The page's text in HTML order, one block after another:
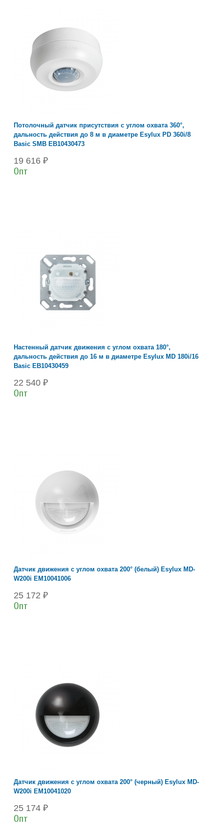
Потолочный датчик присутствия с углом охвата 360°,
дальность действия до 8 м в диаметре Esylux PD 360i/8
Basic SMB EB10430473
19 616 ₽
Опт
Настенный датчик движения с углом охвата 180°,
дальность действия до 16 м в диаметре Esylux MD 180i/16
Basic EB10430459
22 540 ₽
Опт
Датчик движения с углом охвата 200° (белый) Esylux MD-
W200i EM10041006
25 172 ₽
Опт
Датчик движения с углом охвата 200° (черный) Esylux MD-
W200i EM10041020
25 174 ₽
Опт